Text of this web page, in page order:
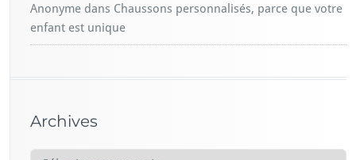
Anonyme dans Chaussons personnalisés, parce que votre
enfant est unique
Archives